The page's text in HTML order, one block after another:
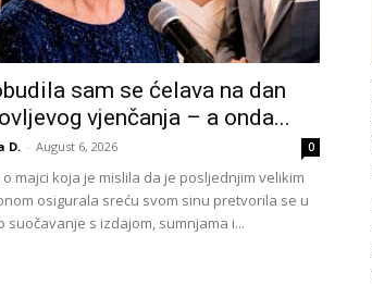
sam se ćelava na dan
vjenčanja – a onda...
D. - August 6, 2026 0
o majci koja je mislila da je posljednjim velikim
osigurala sreću svom sinu pretvorila se u
suočavanje s izdajom, sumnjama i...